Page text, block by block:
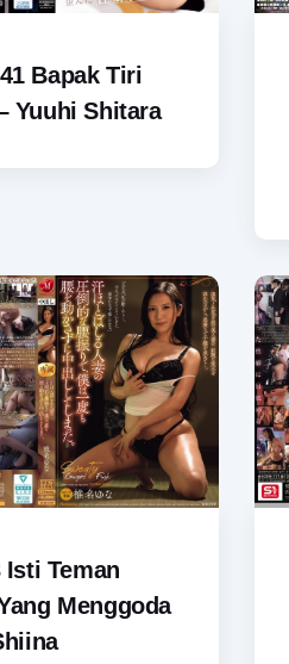
Bapak Tiri
Yuuhi Shitara
Isti Teman
Menggoda